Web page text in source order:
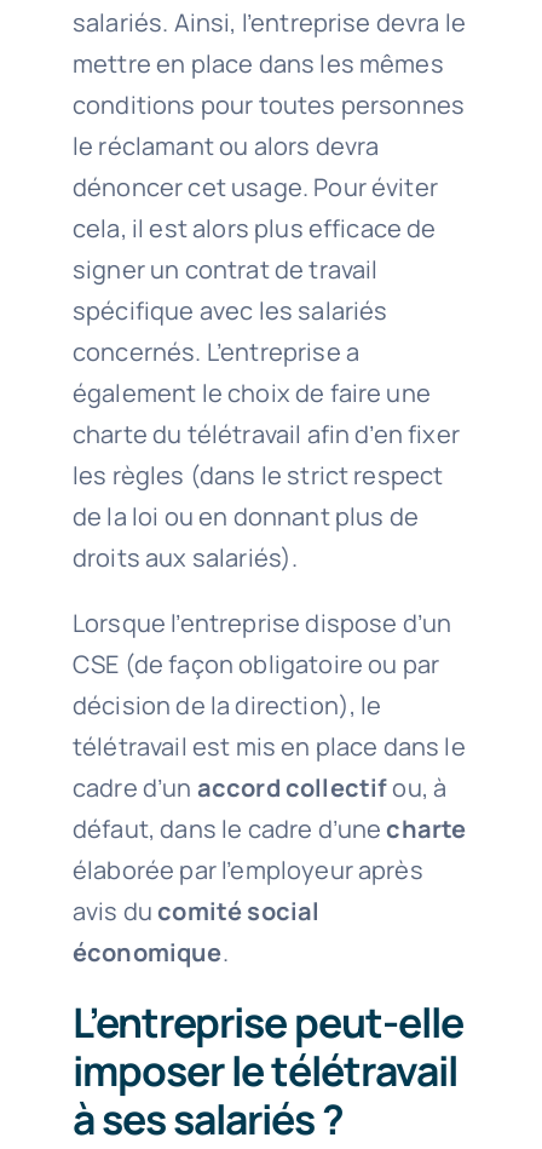
salariés. Ainsi, l’entreprise devra le
mettre en place dans les mêmes
conditions pour toutes personnes
le réclamant ou alors devra
dénoncer cet usage. Pour éviter
cela, il est alors plus efficace de
signer un contrat de travail
spécifique avec les salariés
concernés. L’entreprise a
également le choix de faire une
charte du télétravail afin d’en fixer
les règles (dans le strict respect
de la loi ou en donnant plus de
droits aux salariés).
Lorsque l’entreprise dispose d’un
CSE (de façon obligatoire ou par
décision de la direction), le
télétravail est mis en place dans le
cadre d’un accord collectifou, à
défaut, dans le cadre d’unecharte
élaborée par l’employeur après
avis ducomité social
économique.
L’entreprise peut-elle
imposer le télétravail
à ses salariés ?